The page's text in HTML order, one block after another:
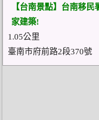
【台南景點】台南移
家建築!
1.05公里
臺南市府前路2段370號